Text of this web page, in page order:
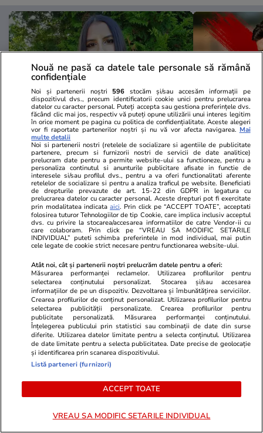
ZiaruldeIasi.ro
Motivul interesant pentru care o
elevă din rural cu o medie de top
la Evaluarea Națională a ales un
liceu tehnologic. „Este o
nebuloasă și pentru noi”
Fanatik.ro
Primul club
nas lui
dizgrație la
ULTIMELE ȘTIRI
Știri Locale 15:03
O combină a căzut de pe platforma unui TIR și
a blocat DN6 din Caraș-Severin: „Dacă murea
careva”
Știri România 14:55
Fermierii nu mai găsesc muncitori români
calificați pentru utilaje agricole și angajează
lucrători din afara Uniunii Europene
Nouă ne pasă ca datele tale personale să rămână
confidențiale
Noi și partenerii noștri 596 stocăm și/sau accesăm informații pe
dispozitivul dvs., precum identificatorii cookie unici pentru prelucrarea
datelor cu caracter personal. Puteți accepta sau gestiona preferințele dvs.
făcând clic mai jos, respectiv vă puteți opune utilizării unui interes legitim
în orice moment pe pagina cu politica de confidențialitate. Aceste alegeri
vor fi raportate partenerilor noștri și nu vă vor afecta navigarea. Mai
multe detalii
Noi si partenerii nostri (retelele de socializare si agentiile de publicitate
partenere, precum si furnizorii nostri de servicii de date analitice)
prelucram date pentru a permite website-ului sa functioneze, pentru a
personaliza continutul si anunturile publicitare afisate in functie de
interesele si/sau profilul dvs., pentru a va oferi functionalitati aferente
retelelor de socializare si pentru a analiza traficul pe website. Beneficiati
de drepturile prevazute de art. 15-22 din GDPR in legatura cu
prelucrarea datelor cu caracter personal. Aceste drepturi pot fi exercitate
prin modalitatea indicataaici. Prin click pe “ACCEPT TOATE”, acceptati
folosirea tuturor Tehnologiilor de tip Cookie, care implica inclusiv acceptul
dvs. cu privire la stocarea/accesarea informatiilor de catre Vendor-ii cu
care colaboram. Prin click pe “VREAU SA MODIFIC SETARILE
INDIVIDUAL” puteti schimba preferintele in mod individual, mai putin
cele legate de cookie strict necesare pentru functionarea website-ului.
Atât noi, cât și partenerii noștri prelucrăm datele pentru a oferi:
Măsurarea performanței reclamelor. Utilizarea profilurilor pentru
selectarea conținutului personalizat. Stocarea și/sau accesarea
informațiilor de pe un dispozitiv. Dezvoltarea și îmbunătățirea serviciilor.
Crearea profilurilor de conținut personalizat. Utilizarea profilurilor pentru
selectarea publicității personalizate. Crearea profilurilor pentru
publicitate personalizată. Măsurarea performanței conținutului.
Înțelegerea publicului prin statistici sau combinații de date din surse
diferite. Utilizarea datelor limitate pentru a selecta conținutul. Utilizarea
de date limitate pentru a selecta publicitatea. Date precise de geolocație
și identificarea prin scanarea dispozitivului.
Listă parteneri (furnizori)
ACCEPT TOATE
VREAU SA MODIFIC SETARILE INDIVIDUAL